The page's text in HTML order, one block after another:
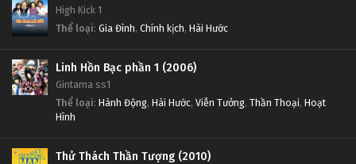
High Kick 1
Thể loại: Gia Đình, Chính kịch, Hài Hước
Linh Hồn Bạc phần 1 (2006)
Gintama ss1
Thể loại: Hành Động, Hài Hước, Viễn Tưởng, Thần Thoại, Hoạt
Hình
Thử Thách Thần Tượng (2010)